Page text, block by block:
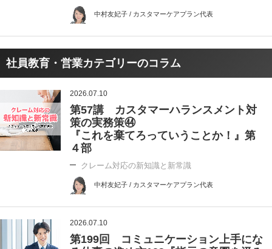
中村友妃子 / カスタマーケアプラン代表
社員教育・営業カテゴリーのコラム
2026.07.10
第57講 カスタマーハランスメント対
策の実務策㊹
『これを棄てろっていうことか！』第
４部
クレーム対応の新知識と新常識
中村友妃子 / カスタマーケアプラン代表
2026.07.10
第199回 コミュニケーション上手にな